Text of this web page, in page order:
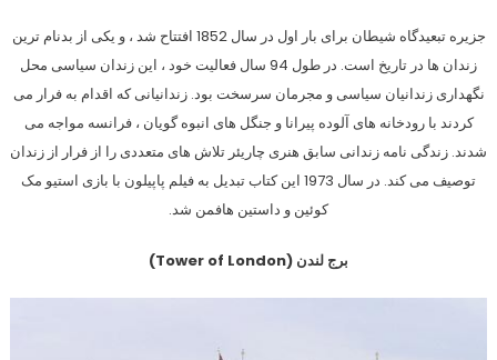
جزیره تبعیدگاه شیطان برای بار اول در سال 1852 افتتاح شد ، و یکی از بدنام ترین
زندان ها در تاریخ است. در طول 94 سال فعالیت خود ، این زندان سیاسی محل
نگهداری زندانیان سیاسی و مجرمان سرسخت بود. زندانیانی که اقدام به فرار می
کردند با رودخانه های آلوده پیرانا و جنگل های انبوه گویان ، فرانسه مواجه می
شدند. زندگی نامه زندانی سابق هنری چاریئر تلاش های متعددی را از فرار از زندان
توصیف می کند. در سال 1973 این کتاب تبدیل به فیلم پاپیلون با بازی استیو مک
کوئین و داستین هافمن شد.
برج لندن (Tower of London)